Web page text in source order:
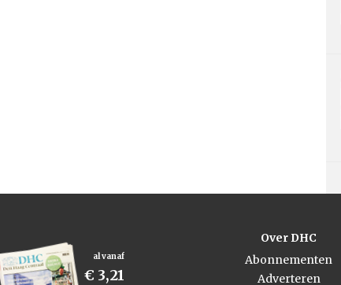
al vanaf
€ 3,21
Over DHC
Abonnementen
Adverteren